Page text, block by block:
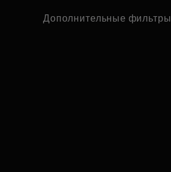
Дополнительные фильтры